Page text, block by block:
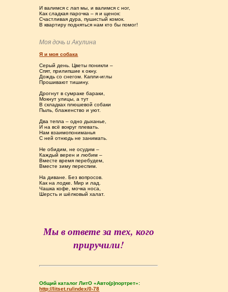
И валимся с лап мы, и валимся с ног,
Как сладкая парочка – я и щенок:
Счастливая дура, пушистый комок.
В квартиру подняться нам кто бы помог!
Моя дочь и Акулина
Я и моя собака
Серый день. Цветы поникли –
Спят, прилипшие к окну.
Дождь со снегом. Капли-иглы
Прошивают тишину.
Дрогнут в сумраке бараки,
Мокнут улицы, а тут
В складках плюшевой собаки
Пыль, блаженство и уют.
Два тепла – одно дыханье,
И на всё вокруг плевать.
Нам взаимопониманья
С ней отнюдь не занимать.
Не обидим, не осудим –
Каждый верен и любим –
Вместе время перебудем,
Вместе зиму переспим.
На диване. Без вопросов.
Как на лодке. Мир и лад.
Чашка кофе, мочка носа,
Шерсть и шёлковый халат.
Мы в ответе за тех, кого
приручили!
Общий каталог ЛитО «Авто(р)портрет»:
http://litset.ru/index/0-78